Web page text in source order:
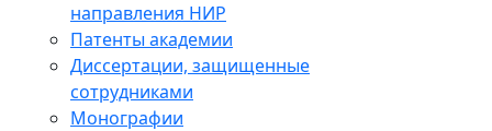
направления НИР
Патенты академии
Диссертации, защищенные
сотрудниками
Монографии